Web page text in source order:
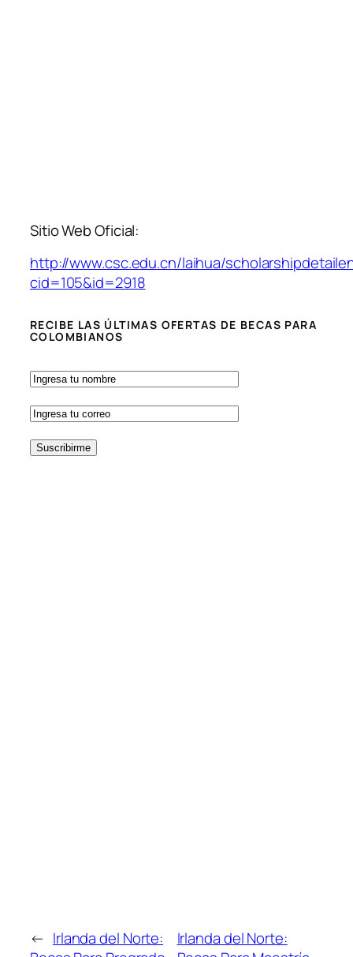
Sitio Web Oficial:
http://www.csc.edu.cn/laihua/
cid=105&id=2918
RECIBE LAS ÚLTIMAS OFERTAS DE BECAS PARA
COLOMBIANOS
← Irlanda del Norte:
Irlanda del Norte: